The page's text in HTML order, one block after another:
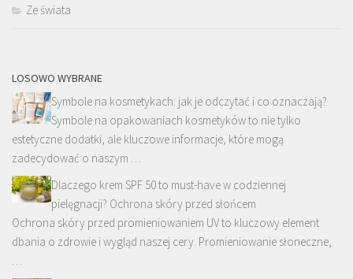
Ze świata
LOSOWO WYBRANE
Symbole na kosmetykach: jak je odczytać i co oznaczają?
Symbole na opakowaniach kosmetyków to nie tylko
estetyczne dodatki, ale kluczowe informacje, które mogą
zadecydować o naszym …
Dlaczego krem SPF 50 to must-have w codziennej
pielęgnacji? Ochrona skóry przed słońcem
Ochrona skóry przed promieniowaniem UV to kluczowy element
dbania o zdrowie i wygląd naszej cery. Promieniowanie słoneczne,
…